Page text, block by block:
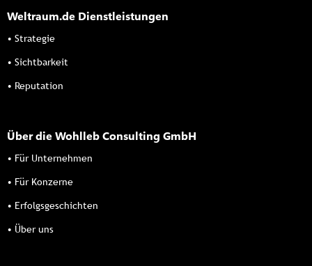
Weltraum.de Dienstleistungen
• Strategie
• Sichtbarkeit
• Reputation
Über die Wohlleb Consulting GmbH
• Für Unternehmen
• Für Konzerne
• Erfolgsgeschichten
• Über uns